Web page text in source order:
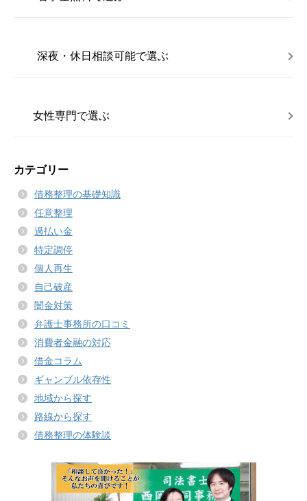
深夜・休日相談可能で選ぶ
女性専門で選ぶ
カテゴリー
債務整理の基礎知識
任意整理
過払い金
特定調停
個人再生
自己破産
闇金対策
弁護士事務所の口コミ
消費者金融の対応
借金コラム
ギャンブル依存性
地域から探す
路線から探す
債務整理の体験談